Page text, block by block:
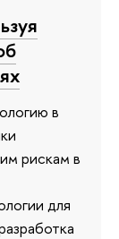
в
рискам в
для